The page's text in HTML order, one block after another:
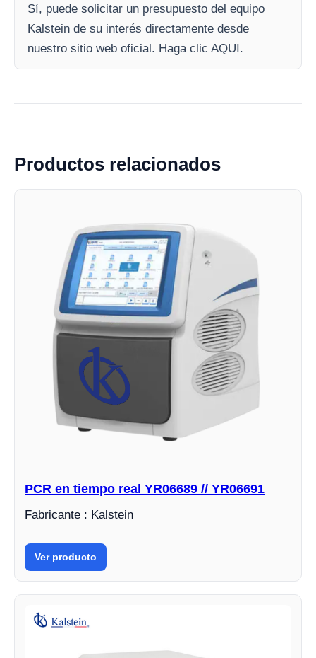
Sí, puede solicitar un presupuesto del equipo
Kalstein de su interés directamente desde
nuestro sitio web oficial. Haga clic AQUI.
Productos relacionados
PCR en tiempo real YR06689 // YR06691
Fabricante : Kalstein
Ver producto